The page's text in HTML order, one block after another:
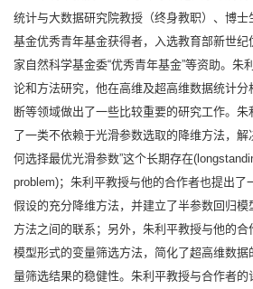
统计与大数据研究院教授（终身教职）、博
基金优秀青年基金获得者，入选教育部新世纪
家自然科学基金委“优秀青年基金”等资助。朱
论和方法研究，他在高维及超高维数据统计
断等领域做出了一些比较重要的研究工作。
了一类不依赖于光滑参数选取的降维方法，解
何选择最优光滑参数”这个长期存在
problem)；朱利平教授与他的合作者也提出了
假设的充分降维方法，并建立了半参数回归
方法之间的联系；另外，朱利平教授与他的
模型形式的变量筛选方法，简化了超高维数
量筛选结果的稳健性。朱利平教授与合作者